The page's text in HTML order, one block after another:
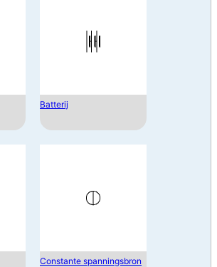
Batterij
Constante spanningsbron